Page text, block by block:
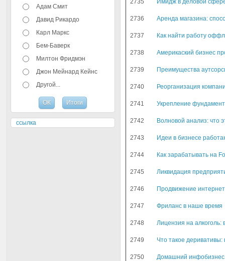
Адам Смит
Давид Рикардо
Карл Маркс
Бем-Баверк
Милтон Фридмэн
Джон Мейнард Кейнс
Другой...
ссылка
2735 Имидж в деловой
2736 Аренда магазина:
2737 Как найти работу
2738 Америкаский бизнес
2739 Преимущества
2740 Реорганизация
2741 Укрепление
2742 Волновой анализ: что
2743 Идеи в бизнесе
2744 Как зарабатывать на
2745 Ликвидация
2746 Продвижение
2747 Фриланс в наше время
2748 Лицензия на алкоголь:
2749 Что такое
2750 Домашний